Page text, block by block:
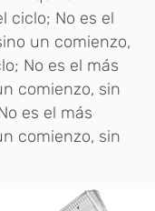
ciclo; No es el
un comienzo,
No es el más
comienzo, sin
es el más
comienzo, sin